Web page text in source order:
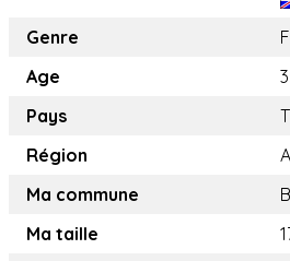
Genre
Age
Pays
Région
Ma commune
Ma taille